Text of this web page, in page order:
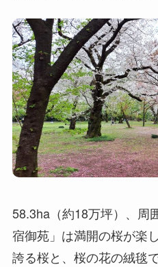
58.3ha（約18万坪）、周
宿御苑」は満開の桜が楽
誇る桜と、桜の花の絨毯